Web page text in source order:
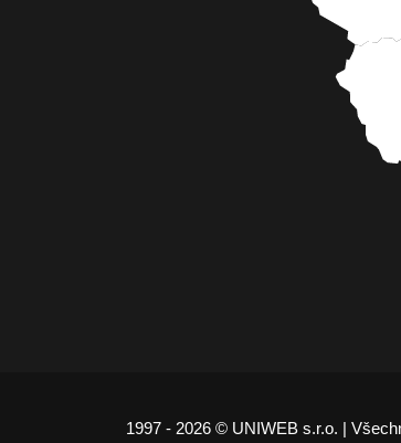
1997 - 2026 © UNIWEB s.r.o. |